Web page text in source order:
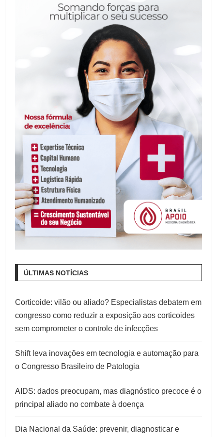
ÚLTIMAS NOTÍCIAS
Corticoide: vilão ou aliado? Especialistas debatem em
congresso como reduzir a exposição aos corticoides
sem comprometer o controle de infecções
Shift leva inovações em tecnologia e automação para
o Congresso Brasileiro de Patologia
AIDS: dados preocupam, mas diagnóstico precoce é o
principal aliado no combate à doença
Dia Nacional da Saúde: prevenir, diagnosticar e